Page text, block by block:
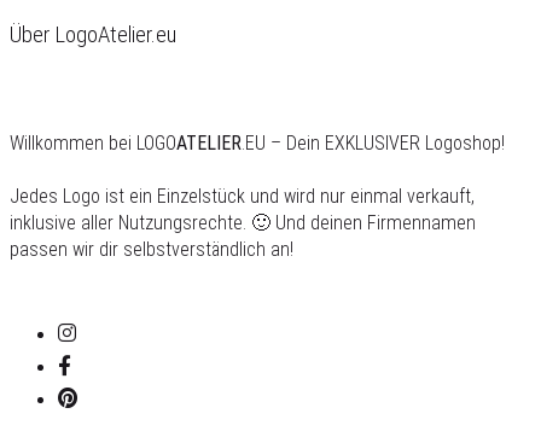
Über LogoAtelier.eu
Willkommen bei LOGOATELIER.EU – Dein EXKLUSIVER Logoshop!
Jedes Logo ist ein Einzelstück und wird nur einmal verkauft,
inklusive aller Nutzungsrechte. 🙂 Und deinen Firmennamen
passen wir dir selbstverständlich an!